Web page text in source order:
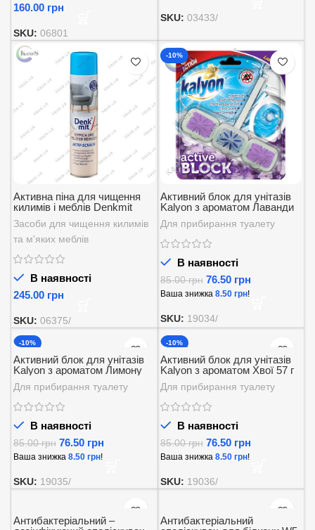
грн
SKU: 06801
SKU: 03433/
Активна піна для чищення
килимів і меблів Denkmit
Activ-Schaum 600 мл.
Засоби для чищення килимів
та м'яких меблів
В наявності
грн
SKU: 06375/
-10%
Активний блок для унітазів
Kalyon з ароматом Лаванди
57 г
Для прибирання туалету
В наявності
85.00грн 76.50 грн
Ваша знижка 8.50 грн!
SKU: 19034/
-10%
Активний блок для унітазів
Kalyon з ароматом Лимону
57 г
Для прибирання туалету
В наявності
85.00грн 76.50 грн
Ваша знижка 8.50 грн!
SKU: 19035/
-10%
Активний блок для унітазів
Kalyon з ароматом Хвої 57 г
Для прибирання туалету
В наявності
85.00грн 76.50 грн
Ваша знижка 8.50 грн!
SKU: 19036/
Антибактеріальний –
Антибактеріальний